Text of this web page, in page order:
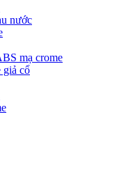
nước
mạ crome
giả cổ